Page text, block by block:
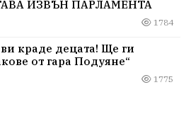
ИЗВЪН ПАРЛАМЕНТА
1784
краде децата! Ще ги
от гара Подуяне“
1775